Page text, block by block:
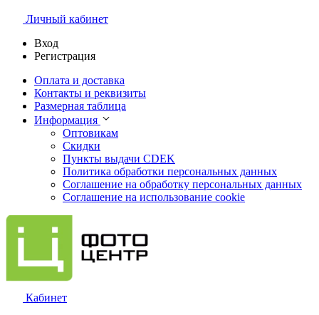
Личный кабинет
Вход
Регистрация
Оплата и доставка
Контакты и реквизиты
Размерная таблица
Информация
Оптовикам
Скидки
Пункты выдачи CDEK
Политика обработки персональных данных
Соглашение на обработку персональных данных
Соглашение на использование cookie
Кабинет